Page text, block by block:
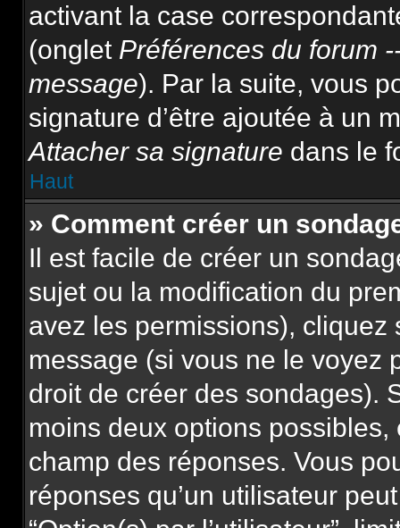
activant la case
(onglet Préférences du forum
message). Par la suite, vous
signature d’être ajoutée à un
Attacher sa signature dans le
Haut
» Comment créer un
Il est facile de créer un
sujet ou la modification du
avez les permissions), cliquez
message (si vous ne le voyez
droit de créer des sondages).
moins deux options
champ des réponses. Vous
réponses qu’un utilisateur